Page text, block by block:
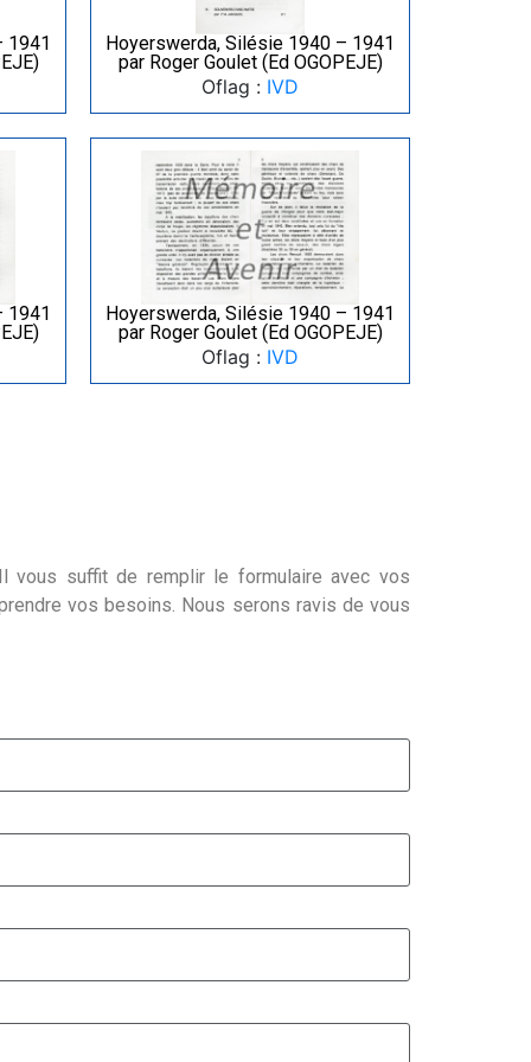
1941
Hoyerswerda, Silésie 1940 – 1941
par Roger Goulet (Ed OGOPEJE)
Oflag : IVD
1941
Hoyerswerda, Silésie 1940 – 1941
par Roger Goulet (Ed OGOPEJE)
Oflag : IVD
vous suffit de remplir le formulaire avec vos
vos besoins. Nous serons ravis de vous